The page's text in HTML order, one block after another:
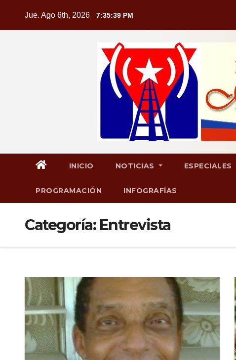
Jue. Ago 6th, 2026 7:35:40 PM
INICIO NOTICIAS ESPECIALES
PROGRAMACIÓN INFOGRAFÍAS
Categoría: Entrevista